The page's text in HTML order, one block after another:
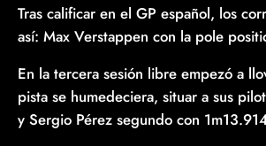
Tras calificar en el GP español, los
así: Max Verstappen con la pole
En la tercera sesión libre empezó a
pista se humedeciera, situar a sus
y Sergio Pérez segundo con